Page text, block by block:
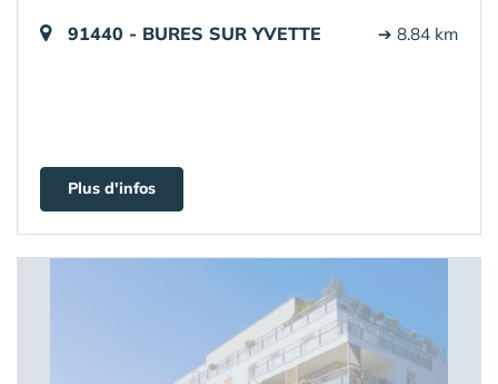
91440 - BURES SUR YVETTE ➔ 8.84 km
Plus d'infos